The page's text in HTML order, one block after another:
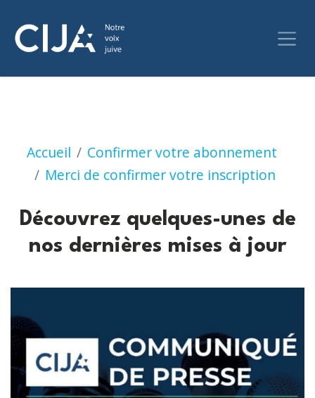
Accueil
Confirmer votre abonnement
Merci de confirmer votre inscription
Découvrez quelques-
Découvrez quelques-unes de
nos dernières mises à jour